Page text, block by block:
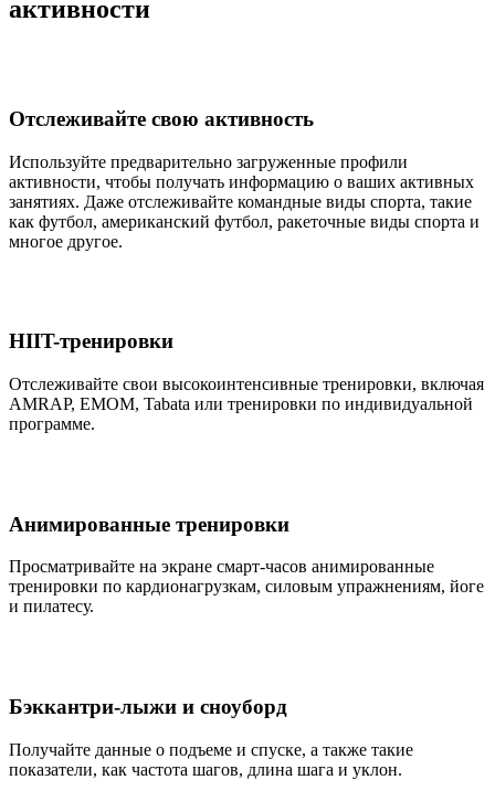
активности
Отслеживайте свою активность
Используйте предварительно загруженные профили
активности, чтобы получать информацию о ваших активных
занятиях. Даже отслеживайте командные виды спорта, такие
как футбол, американский футбол, ракеточные виды спорта и
многое другое.
HIIT-тренировки
Отслеживайте свои высокоинтенсивные тренировки, включая
AMRAP, EMOM, Tabata или тренировки по индивидуальной
программе.
Анимированные тренировки
Просматривайте на экране смарт-часов анимированные
тренировки по кардионагрузкам, силовым упражнениям, йоге
и пилатесу.
Бэккантри-лыжи и сноуборд
Получайте данные о подъеме и спуске, а также такие
показатели, как частота шагов, длина шага и уклон.